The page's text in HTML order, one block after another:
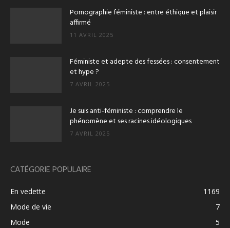
Pornographie féministe : entre éthique et plaisir
affirmé
11 AVRIL 2025
Féministe et adepte des fessées : consentement
et hype ?
7 AVRIL 2025
Je suis anti‑féministe : comprendre le
phénomène et ses racines idéologiques
7 AVRIL 2025
CATÉGORIE POPULAIRE
En vedette
1169
Mode de vie
7
Mode
5